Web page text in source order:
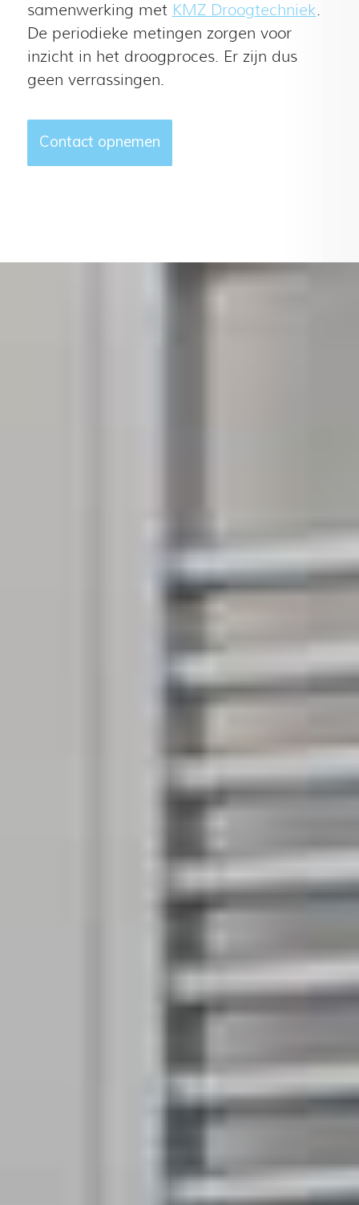
samenwerking met KMZ Droogtechniek.
De periodieke metingen zorgen voor
inzicht in het droogproces. Er zijn dus
geen verrassingen.
Contact opnemen